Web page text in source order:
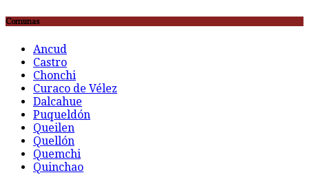
Comunas
Ancud
Castro
Chonchi
Curaco de Vélez
Dalcahue
Puqueldón
Queilen
Quellón
Quemchi
Quinchao